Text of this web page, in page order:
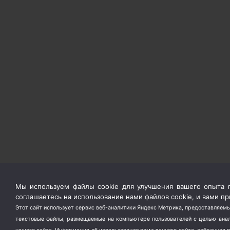
Мы используем файлы cookie для улучшения вашего опыта
соглашаетесь на использование нами файлов cookie, и вами
Этот сайт использует сервис веб-аналитики Яндекс Метрика,
текстовые файлы, размещаемые на компьютере пользователей с целью